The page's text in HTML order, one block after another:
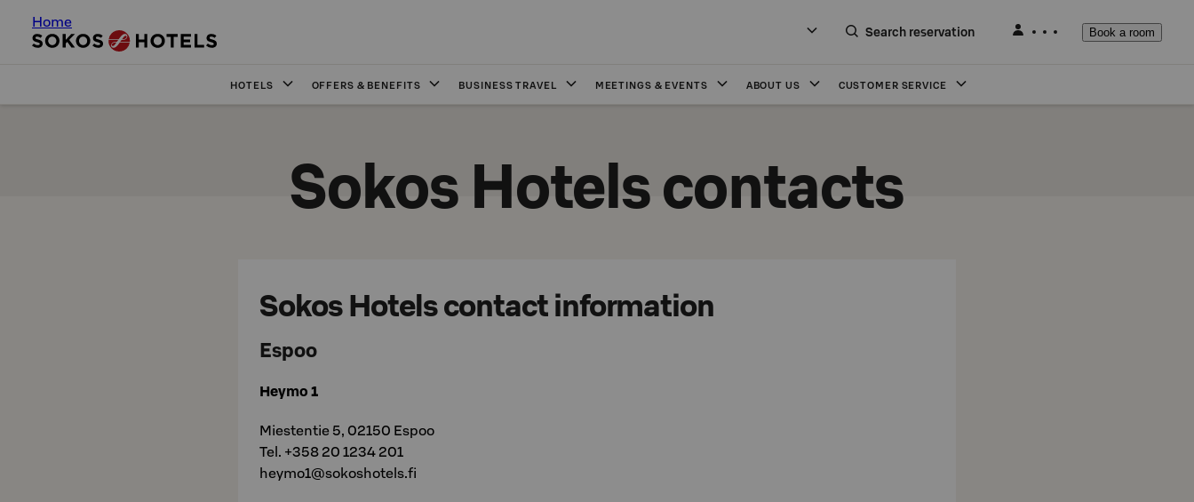
Home
Search reservation Book a room
HOTELS OFFERS & BENEFITS BUSINESS TRAVEL MEETINGS & EVENTS ABOUT US CUSTOMER SERVICE
Sokos Hotels contacts
Sokos Hotels contact information
Espoo
Heymo 1
Miestentie 5, 02150 Espoo
Tel. +358 20 1234 201
heymo1@sokoshotels.fi